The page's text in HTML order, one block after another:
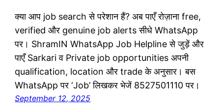
क्या आप job search से परेशान हैं? अब पाएँ रोज़ाना free,
verified और genuine job alerts सीधे WhatsApp
पर। ShramIN WhatsApp Job Helpline से जुड़ें और
पाएँ Sarkari व Private job opportunities अपनी
qualification, location और trade के अनुसार। बस
WhatsApp पर ‘Job’ लिखकर भेजें 8527501110 पर।
September 12, 2025